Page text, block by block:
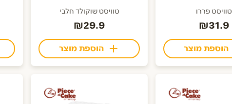
טוויסט פררו
₪31.9
הוספת מוצר
טוויסט שוקולד חלבי
₪29.9
הוספת מוצר